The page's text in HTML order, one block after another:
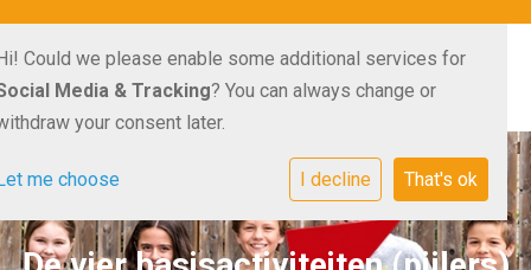
Could we please enable some additional services for
Media & Tracking? You can always change or
your consent later.
me choose I decline That's ok